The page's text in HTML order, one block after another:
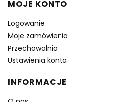
MOJE KONTO
Logowanie
Moje zamówienia
Przechowalnia
Ustawienia konta
INFORMACJE